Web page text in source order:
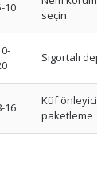
10
seçin
Sigortalı
16
Küf önleyici
paketleme